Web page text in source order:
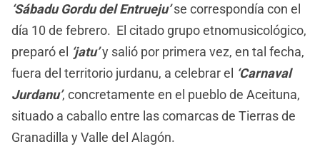
‘Sábadu Gordu del Entrueju’se correspondía con el
día 10 de febrero. El citado grupo etnomusicológico,
preparó el ‘jatu’y salió por primera vez, en tal fecha,
fuera del territorio jurdanu, a celebrar el ‘Carnaval
Jurdanu’, concretamente en el pueblo de Aceituna,
situado a caballo entre las comarcas de Tierras de
Granadilla y Valle del Alagón.